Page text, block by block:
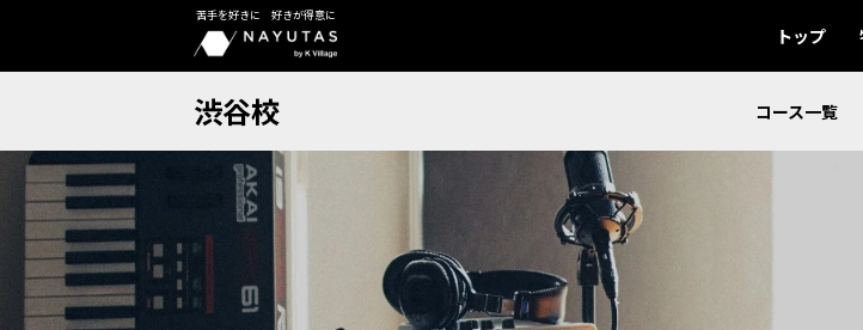
苦手を好きに 好きが得意に
トップ
渋谷校 コース一覧